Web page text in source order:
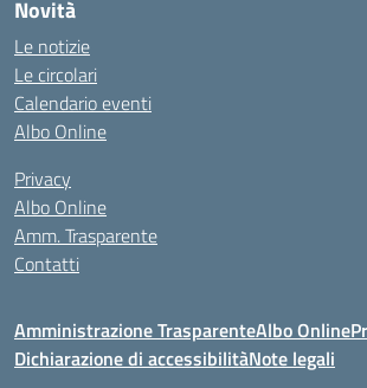
Novità
Le notizie
Le circolari
Calendario eventi
Albo Online
Privacy
Albo Online
Amm. Trasparente
Contatti
Amministrazione TrasparenteAlbo Online
Dichiarazione di accessibilitàNote legali